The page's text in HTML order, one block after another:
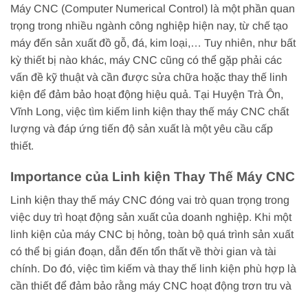
Máy CNC (Computer Numerical Control) là một phần quan
trọng trong nhiều ngành công nghiệp hiện nay, từ chế tạo
máy đến sản xuất đồ gỗ, đá, kim loại,… Tuy nhiên, như bất
kỳ thiết bị nào khác, máy CNC cũng có thể gặp phải các
vấn đề kỹ thuật và cần được sửa chữa hoặc thay thế linh
kiện để đảm bảo hoạt động hiệu quả. Tại Huyện Trà Ôn,
Vĩnh Long, việc tìm kiếm linh kiện thay thế máy CNC chất
lượng và đáp ứng tiến độ sản xuất là một yêu cầu cấp
thiết.
Importance của Linh kiện Thay Thế Máy CNC
Linh kiện thay thế máy CNC đóng vai trò quan trọng trong
việc duy trì hoạt động sản xuất của doanh nghiệp. Khi một
linh kiện của máy CNC bị hỏng, toàn bộ quá trình sản xuất
có thể bị gián đoạn, dẫn đến tổn thất về thời gian và tài
chính. Do đó, việc tìm kiếm và thay thế linh kiện phù hợp là
cần thiết để đảm bảo rằng máy CNC hoạt động trơn tru và